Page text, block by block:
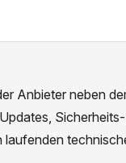
Anbieter neben